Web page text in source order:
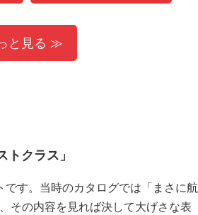
と見る ≫
クラス」
す。当時のカタログでは「まさに航
その内容を見れば決して大げさな表